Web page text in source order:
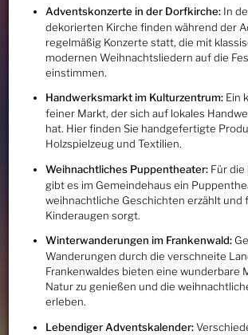
Adventskonzerte in der Dorfkirche:In
dekorierten Kirche finden während der
regelmäßig Konzerte statt, die mit
modernen Weihnachtsliedern auf die
einstimmen.
Handwerksmarkt im Kulturzentrum:Ein
feiner Markt, der sich auf lokales
hat. Hier finden Sie handgefertigte
Holzspielzeug und Textilien.
Weihnachtliches Puppentheater:Für die
gibt es im Gemeindehaus ein
weihnachtliche Geschichten erzählt und
Kinderaugen sorgt.
Winterwanderungen im Frankenwald:
Wanderungen durch die verschneite
Frankenwaldes bieten eine wunderbare
Natur zu genießen und die
erleben.
Lebendiger Adventskalender: